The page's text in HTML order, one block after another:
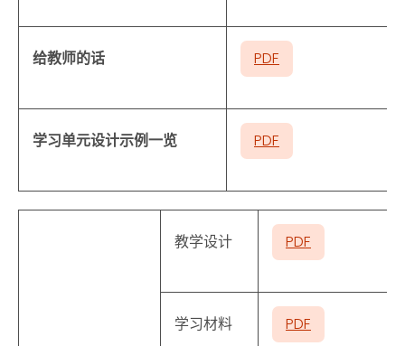
给教师的话 PDF
学习单元设计示例一览 PDF
教学设计 PDF
学习材料 PDF